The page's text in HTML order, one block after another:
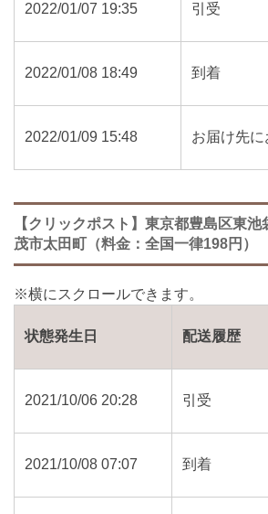
2022/01/07 19:35 引受
2022/01/08 18:49 到着
2022/01/09 15:48 お届け先
【クリックポスト】東京都豊島区東
茂市太田町（料金：全国一律198円）
状態発生日 配送履歴
2021/10/06 20:28 引受
2021/10/08 07:07 到着